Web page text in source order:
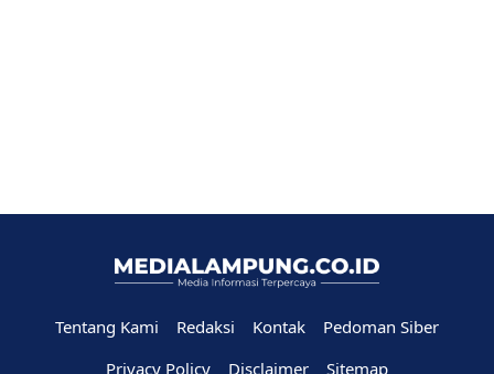
Tentang Kami Redaksi Kontak
Pedoman Siber
Privacy Policy
Disclaimer Sitemap